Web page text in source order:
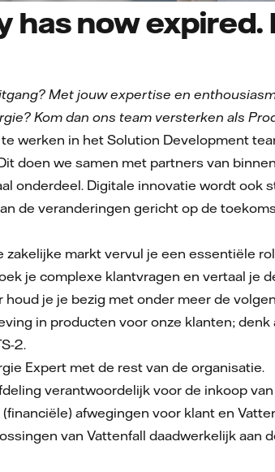
has now expired.
Met jouw expertise en
Kom dan ons team versterken als
werken in het Solution Development
doen we samen met partners van
onderdeel. Digitale innovatie wordt ook
de veranderingen gericht op de
zakelijke markt vervul je een essentiële
je complexe klantvragen en vertaal je
houd je je bezig met onder meer de
in producten voor onze klanten;
2.
Expert met de rest van de organisatie.
verantwoordelijk voor de inkoop
afwegingen voor klant en
van Vattenfall daadwerkelijk